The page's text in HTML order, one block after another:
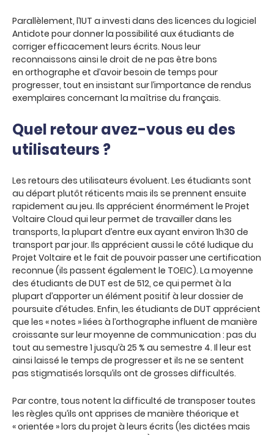
Parallèlement, l’IUT a investi dans des licences du logiciel
Antidote pour donner la possibilité aux étudiants de
corriger efficacement leurs écrits. Nous leur
reconnaissons ainsi le droit de ne pas être bons
en orthographe et d’avoir besoin de temps pour
progresser, tout en insistant sur l’importance de rendus
exemplaires concernant la maîtrise du français.
Quel retour avez-vous eu des
utilisateurs ?
Les retours des utilisateurs évoluent. Les étudiants sont
au départ plutôt réticents mais ils se prennent ensuite
rapidement au jeu. Ils apprécient énormément le Projet
Voltaire Cloud qui leur permet de travailler dans les
transports, la plupart d’entre eux ayant environ 1h30 de
transport par jour. Ils apprécient aussi le côté ludique du
Projet Voltaire et le fait de pouvoir passer une certification
reconnue (ils passent également le TOEIC). La moyenne
des étudiants de DUT est de 512, ce qui permet à la
plupart d’apporter un élément positif à leur dossier de
poursuite d’études. Enfin, les étudiants de DUT apprécient
que les « notes » liées à l’orthographe influent de manière
croissante sur leur moyenne de communication : pas du
tout au semestre 1 jusqu’à 25 % au semestre 4. Il leur est
ainsi laissé le temps de progresser et ils ne se sentent
pas stigmatisés lorsqu’ils ont de grosses difficultés.
Par contre, tous notent la difficulté de transposer toutes
les règles qu’ils ont apprises de manière théorique et
« orientée » lors du projet à leurs écrits (les dictées mais